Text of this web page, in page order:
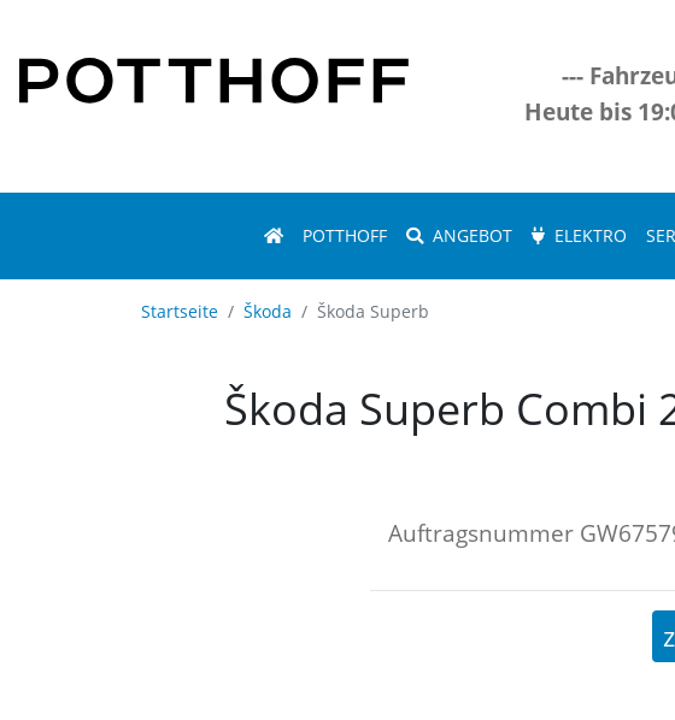
---
Heute bis
POTTHOFF ANGEBOT ELEKTRO
Startseite Škoda Škoda Superb
Škoda Superb Combi
Auftragsnummer